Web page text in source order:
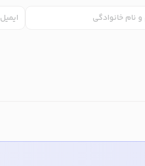
و نام خانوادگی ایمیل